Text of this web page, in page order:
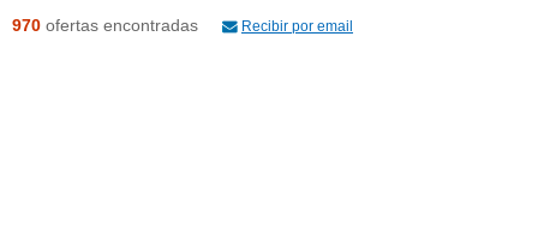
970 ofertas encontradas Recibir por email